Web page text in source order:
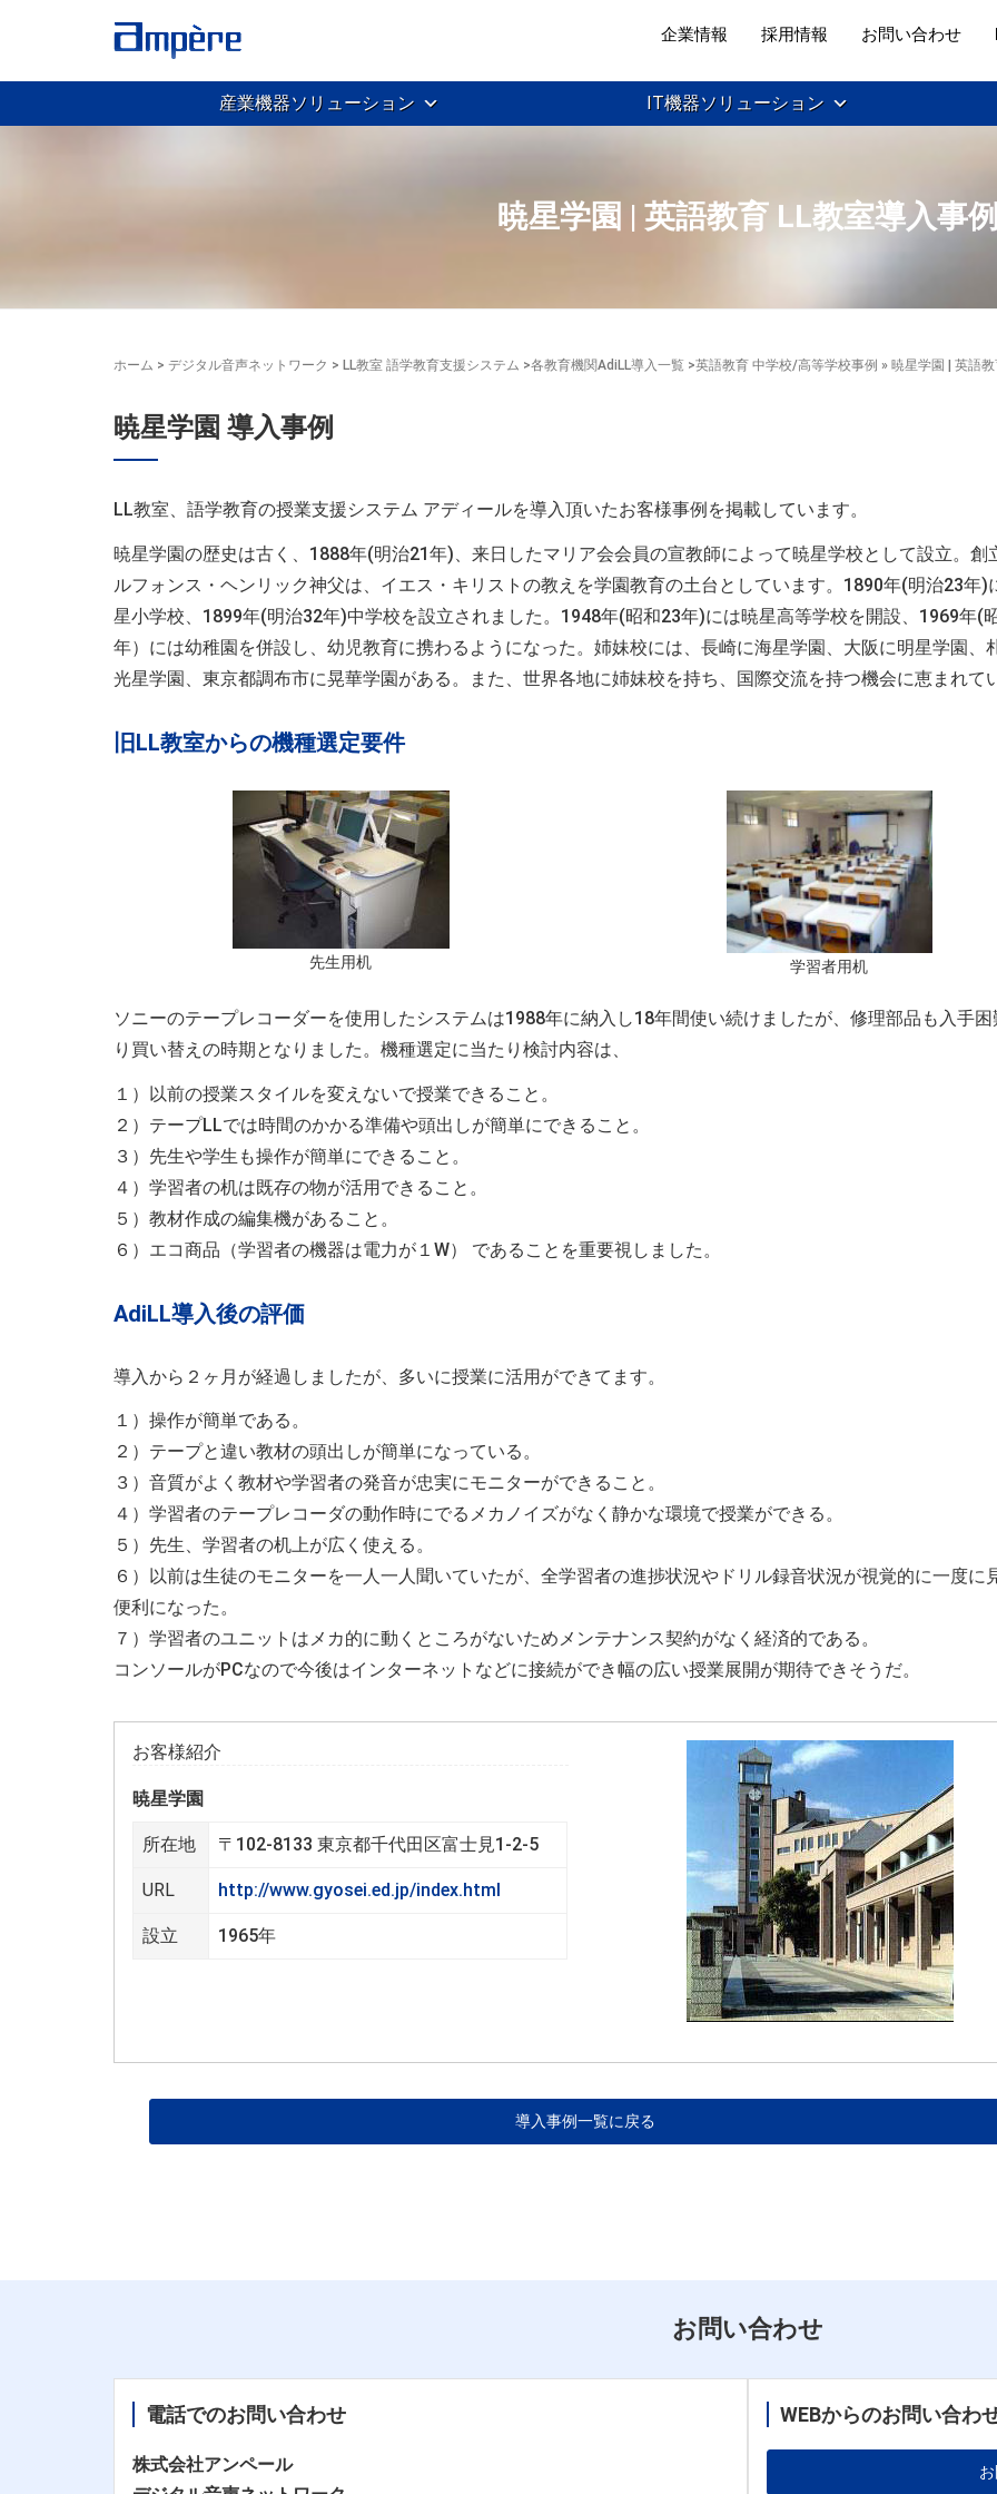
企業情報 採用情報 お問い合わせ
産業機器ソリューション IT機器ソリューション
暁星学園 | 英語教育 LL教室導入事
ホーム > デジタル音声ネットワーク > LL教室 語学教育支援システム >各教育機関AdiLL導入一覧 >英語教育 中学校/高等学校事例 » 暁星学園 | 英語
暁星学園 導入事例
LL教室、語学教育の授業支援システム アディールを導入頂いたお客様事例を掲載しています。
暁星学園の歴史は古く、1888年(明治21年)、来日したマリア会会員の宣教師によって暁星学校として設立。創
ルフォンス・ヘンリック神父は、イエス・キリストの教えを学園教育の土台としています。1890年(明治23年)
星小学校、1899年(明治32年)中学校を設立されました。1948年(昭和23年)には暁星高等学校を開設、1969年(
年）には幼稚園を併設し、幼児教育に携わるようになった。姉妹校には、長崎に海星学園、大阪に明星学園、
光星学園、東京都調布市に晃華学園がある。また、世界各地に姉妹校を持ち、国際交流を持つ機会に恵まれて
旧LL教室からの機種選定要件
先生用机 学習者用机
ソニーのテープレコーダーを使用したシステムは1988年に納入し18年間使い続けましたが、修理部品も入手
り買い替えの時期となりました。機種選定に当たり検討内容は、
１）以前の授業スタイルを変えないで授業できること。
２）テープLLでは時間のかかる準備や頭出しが簡単にできること。
３）先生や学生も操作が簡単にできること。
４）学習者の机は既存の物が活用できること。
５）教材作成の編集機があること。
６）エコ商品（学習者の機器は電力が１W） であることを重要視しました。
AdiLL導入後の評価
導入から２ヶ月が経過しましたが、多いに授業に活用ができてます。
１）操作が簡単である。
２）テープと違い教材の頭出しが簡単になっている。
３）音質がよく教材や学習者の発音が忠実にモニターができること。
４）学習者のテープレコーダの動作時にでるメカノイズがなく静かな環境で授業ができる。
５）先生、学習者の机上が広く使える。
６）以前は生徒のモニターを一人一人聞いていたが、全学習者の進捗状況やドリル録音状況が視覚的に一度に
便利になった。
７）学習者のユニットはメカ的に動くところがないためメンテナンス契約がなく経済的である。
コンソールがPCなので今後はインターネットなどに接続ができ幅の広い授業展開が期待できそうだ。
お客様紹介
暁星学園
所在地 〒102-8133 東京都千代田区富士見1-2-5
URL http://www.gyosei.ed.jp/index.html
設立 1965年
導入事例一覧に戻る
お問い合わせ
電話でのお問い合わせ
株式会社アンペール
WEBからのお問い合わ